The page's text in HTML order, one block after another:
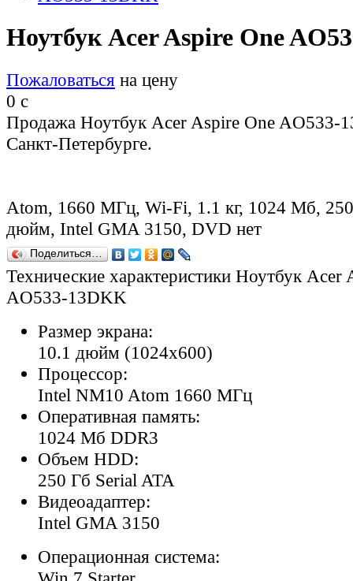
Ноутбук Acer Aspire One
Пожаловаться на цену
0 c
Продажа Ноутбук Acer Aspire One AO533-
Санкт-Петербурге.
Atom, 1660 МГц, Wi-Fi, 1.1 кг, 1024 Мб,
дюйм, Intel GMA 3150, DVD нет
Поделиться…
Технические характеристики Ноутбук Acer
AO533-13DKK
Размер экрана:
10.1 дюйм (1024x600)
Процессор:
Intel NM10 Atom 1660 МГц
Оперативная память:
1024 Мб DDR3
Объем HDD:
250 Гб Serial ATA
Видеоадаптер:
Intel GMA 3150
Операционная система: